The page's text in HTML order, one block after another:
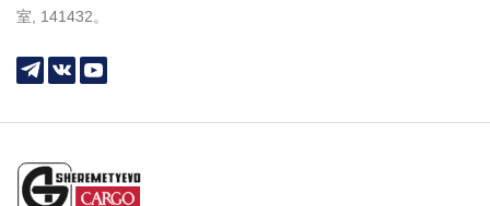
室, 141432。